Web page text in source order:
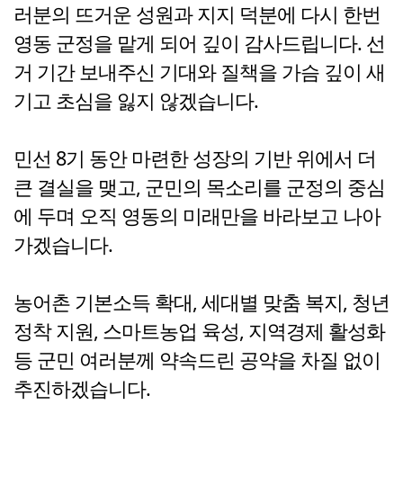
러분의 뜨거운 성원과 지지 덕분에 다시 한번
영동 군정을 맡게 되어 깊이 감사드립니다. 선
거 기간 보내주신 기대와 질책을 가슴 깊이 새
기고 초심을 잃지 않겠습니다.
민선 8기 동안 마련한 성장의 기반 위에서 더
큰 결실을 맺고, 군민의 목소리를 군정의 중심
에 두며 오직 영동의 미래만을 바라보고 나아
가겠습니다.
농어촌 기본소득 확대, 세대별 맞춤 복지, 청년
정착 지원, 스마트농업 육성, 지역경제 활성화
등 군민 여러분께 약속드린 공약을 차질 없이
추진하겠습니다.